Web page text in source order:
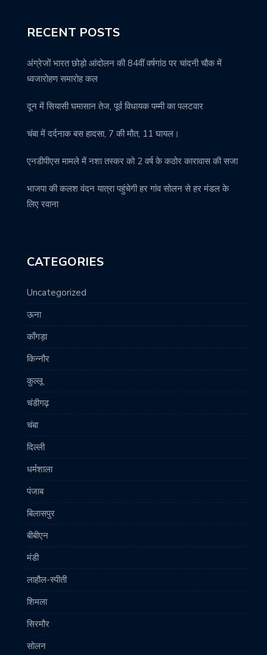
RECENT POSTS
अंग्रेजों भारत छोड़ो आंदोलन की 84वीं वर्षगांठ पर चांदनी चौक में
ध्वजारोहण समारोह कल
दून में सियासी घमासान तेज, पूर्व विधायक पम्मी का पलटवार
चंबा में दर्दनाक बस हादसा, 7 की मौत, 11 घायल।
एनडीपीएस मामले में नशा तस्कर को 2 वर्ष के कठोर कारावास की सजा
भाजपा की कलश वंदन यात्रा पहुंचेगी हर गांव सोलन से हर मंडल के
लिए रवाना
CATEGORIES
Uncategorized
ऊना
काँगड़ा
किन्नौर
कुल्लू
चंडीगढ़
चंबा
दिल्ली
धर्मशाला
पंजाब
बिलासपुर
बीबीएन
मंडी
लाहौल-स्पीती
शिमला
सिरमौर
सोलन